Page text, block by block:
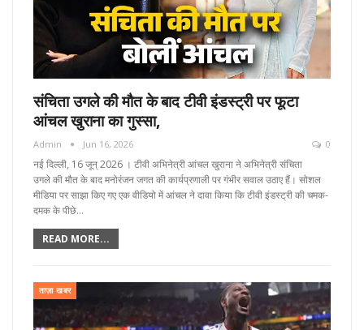
संचिता उगले की मौत के बाद टीवी इंडस्ट्री पर फूटा
आंचल खुराना का गुस्सा,
Admin Jun 16, 2026 0
नई दिल्ली, 16 जून्‌ 2026 । टीवी अभिनेत्री आंचल खुराना ने अभिनेत्री संचिता
उगले की मौत के बाद मनोरंजन जगत की कार्यप्रणाली पर गंभीर सवाल उठाए हैं। सोशल
मीडिया पर साझा किए गए एक वीडियो में आंचल ने दावा किया कि टीवी इंडस्ट्री की चमक-
दमक के पीछे…
READ MORE...
ताज़ा खबर